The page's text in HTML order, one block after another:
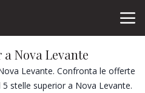
Nova Levante
Levante. Confronta le offerte
stelle superior a Nova Levante.